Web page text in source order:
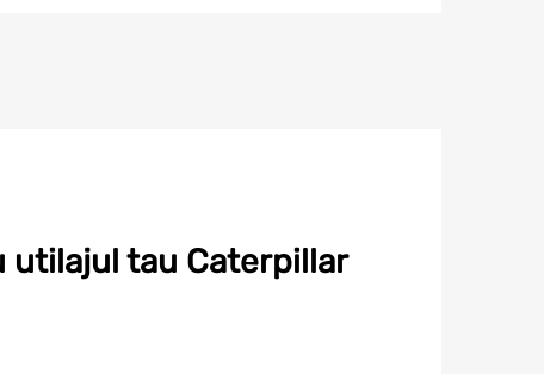
utilajul tau Caterpillar